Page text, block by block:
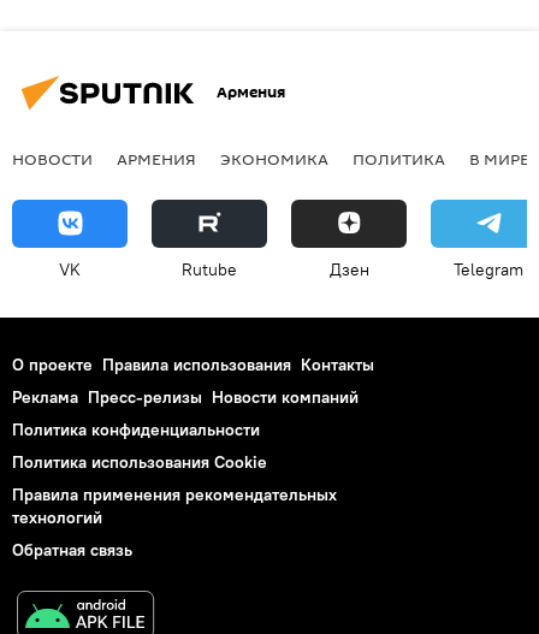
Армения
НОВОСТИ АРМЕНИЯ ЭКОНОМИКА ПОЛИТИКА В МИРЕ
VK Rutube Дзен Telegram
О проекте Правила использования Контакты
Реклама Пресс-релизы Новости компаний
Политика конфиденциальности
Политика использования Cookie
Правила применения рекомендательных
технологий
Обратная связь